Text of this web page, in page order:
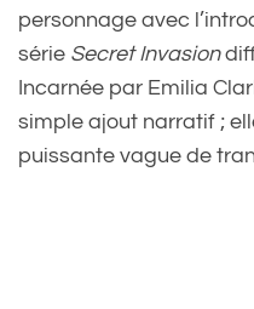
personnage avec
série Secret Invasion
Incarnée par Emilia
simple ajout narratif ;
puissante vague de